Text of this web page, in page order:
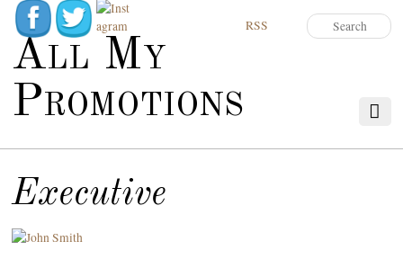
All My
Promotions
RSS
Executive